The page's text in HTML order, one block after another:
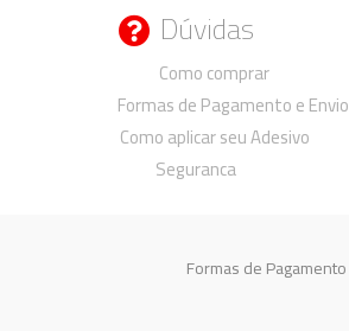
Duvidas
Dúvidas
Como comprar
Formas de Pagamento e Envio
Como aplicar seu Adesivo
Seguranca
Formas de Pagamento